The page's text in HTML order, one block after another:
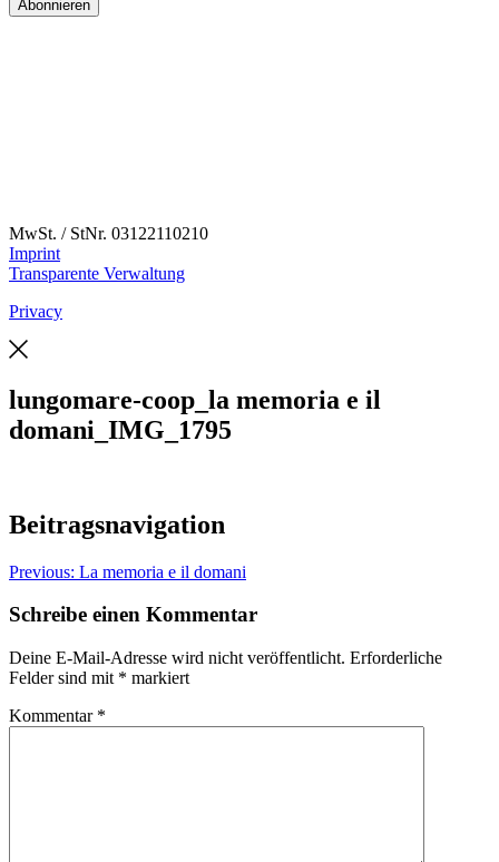
MwSt. / StNr. 03122110210
Imprint
Transparente Verwaltung
Privacy
lungomare-coop_la memoria e il
domani_IMG_1795
Beitragsnavigation
Previous: La memoria e il domani
Schreibe einen Kommentar
Deine E-Mail-Adresse wird nicht veröffentlicht. Erforderliche
Felder sind mit * markiert
Kommentar *